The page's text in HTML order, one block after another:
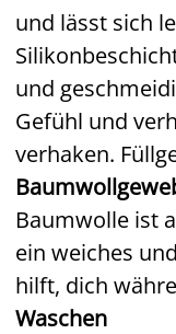
und lässt sich
und
Gefühl und
verhaken.
Baumwolle ist
ein weiches
hilft, dich
Waschen